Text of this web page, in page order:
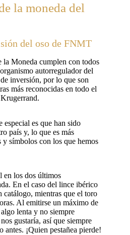
la moneda del
del oso de FNMT
Moneda cumplen con todos
autorregulador del
inversión, por lo que son
más reconocidas en todo el
especial es que han sido
país y, lo que es más
y símbolos con los que hemos
en los dos últimos
En el caso del lince ibérico
catálogo, mientras que el toro
Al emitirse un máximo de
lenta y no siempre
gustaría, así que siempre
antes. ¡Quien pestañea pierde!